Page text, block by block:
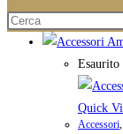
Esaurito
Quick
Accessori